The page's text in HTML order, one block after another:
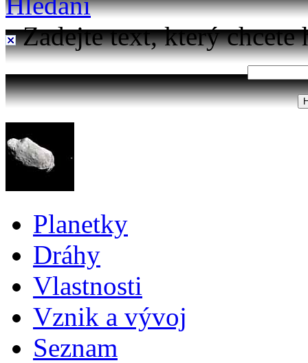
Zadejte text, který chcete
Planetky
Dráhy
Vlastnosti
Vznik a vývoj
Seznam